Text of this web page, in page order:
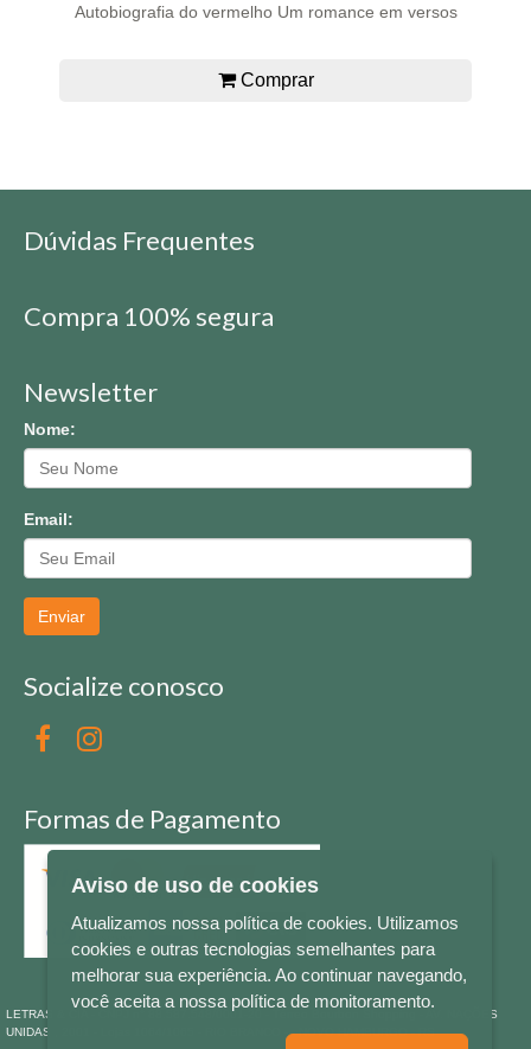
Autobiografia do vermelho Um romance em versos
Comprar
Dúvidas Frequentes
Compra 100% segura
Newsletter
Nome:
Email:
Enviar
Socialize conosco
Formas de Pagamento
LETRAS & CIA - CNPJ n° 88.587.548/0001-20 - Térreo Bourbon Shopping - AV. NAÇÕES
UNIDAS , 2001 - Lojas 1064/1065 - RIO BRANCO - - NOVO HAMBURGO - RS
Aviso de uso de cookies
Atualizamos nossa política de cookies. Utilizamos
cookies e outras tecnologias semelhantes para
melhorar sua experiência. Ao continuar navegando,
você aceita a nossa política de monitoramento.